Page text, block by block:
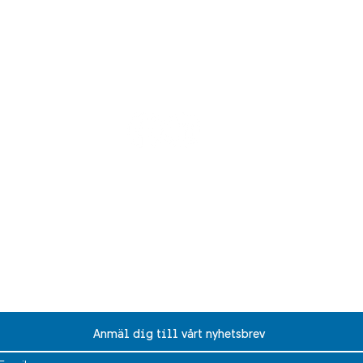
Anmäl dig till vårt nyhetsbrev